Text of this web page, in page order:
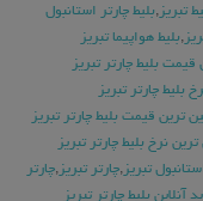
تبریز ,بلیط چارتر استانبول
,بلیط هواپیما تبریز
قیمت بلیط چارتر تبریز
بلیط چارتر تبریز
ترین قیمت بلیط چارتر تبریز
ترین نرخ بلیط چارتر تبریز
تبریز ,چارتر تبریز ,چارتر
آنلاین بلیط چارتر تبریز